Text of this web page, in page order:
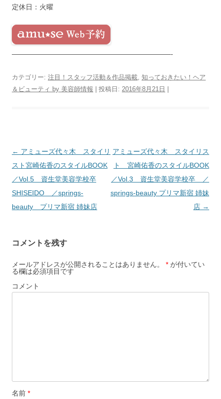
定休日：火曜
———————————————————————-
カテゴリー: 注目！スタッフ活動＆作品掲載, 知っておきたい！ヘア
＆ビューティ by 美容師情報 | 投稿日: 2016年8月21日
投
稿
ナ
ビ
ゲ
ョ
ン
← アミューズ代々木 スタイリ
スト宮崎佑香のスタイルBOOK
／Vol.5 資生堂美容学校卒
SHISEIDO ／springs-
beauty プリマ新宿 姉妹店
アミューズ代々木 スタイリス
ト 宮崎佑香のスタイルBOOK
／Vol.3 資生堂美容学校卒 ／
springs-beauty プリマ新宿 姉妹
店 →
コメントを残す
メールアドレスが公開されることはありません。 * が付いてい
る欄は必須項目です
コメント
名前 *